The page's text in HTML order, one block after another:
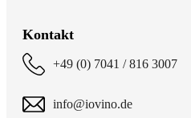
Kontakt
+49 (0) 7041 / 816 3007
info@iovino.de